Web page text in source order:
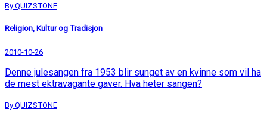
By QUIZSTONE
Religion, Kultur og Tradisjon
2010-10-26
Denne julesangen fra 1953 blir sunget av en kvinne som vil ha
de mest ektravagante gaver. Hva heter sangen?
By QUIZSTONE